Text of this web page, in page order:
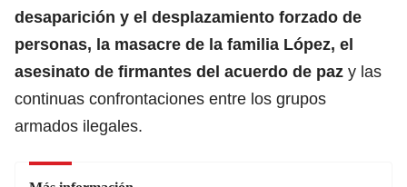
desaparición y el desplazamiento forzado de
personas, la masacre de la familia López, el
asesinato de firmantes del acuerdo de paz y las
continuas confrontaciones entre los grupos
armados ilegales.